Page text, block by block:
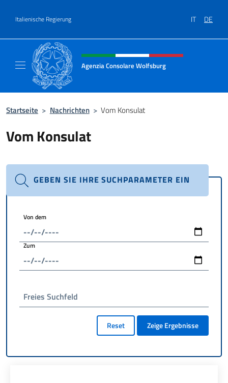
Italienische Regierung IT DE
Header-Site, Social und Menü
Agenzia Consolare Wolfsburg
Startseite > Nachrichten > Vom Konsulat
Vom Konsulat
GEBEN SIE IHRE SUCHPARAMETER EIN
Von dem
Zum
Freies Suchfeld
Reset Zeige Ergebnisse